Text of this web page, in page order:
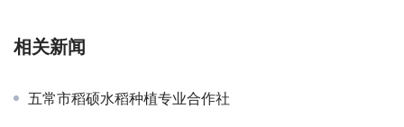
相关新闻
五常市稻硕水稻种植专业合作社